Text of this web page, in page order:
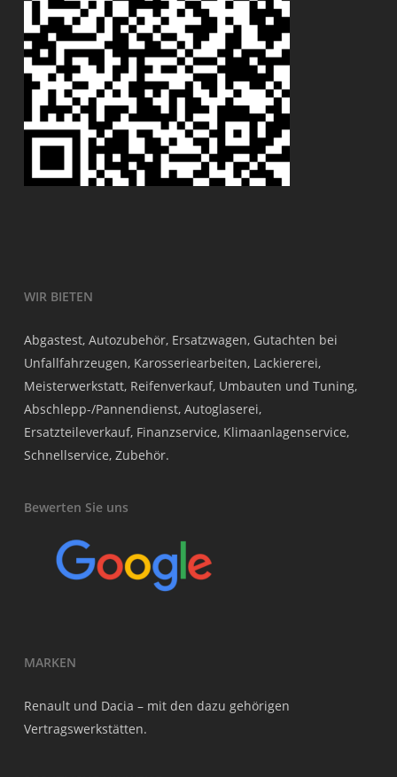
WIR BIETEN
Abgastest, Autozubehör, Ersatzwagen, Gutachten bei
Unfallfahrzeugen, Karosseriearbeiten, Lackiererei,
Meisterwerkstatt, Reifenverkauf, Umbauten und Tuning,
Abschlepp-/Pannendienst, Autoglaserei,
Ersatzteileverkauf, Finanzservice, Klimaanlagenservice,
Schnellservice, Zubehör.
Bewerten Sie uns
MARKEN
Renault und Dacia – mit den dazu gehörigen
Vertragswerkstätten.